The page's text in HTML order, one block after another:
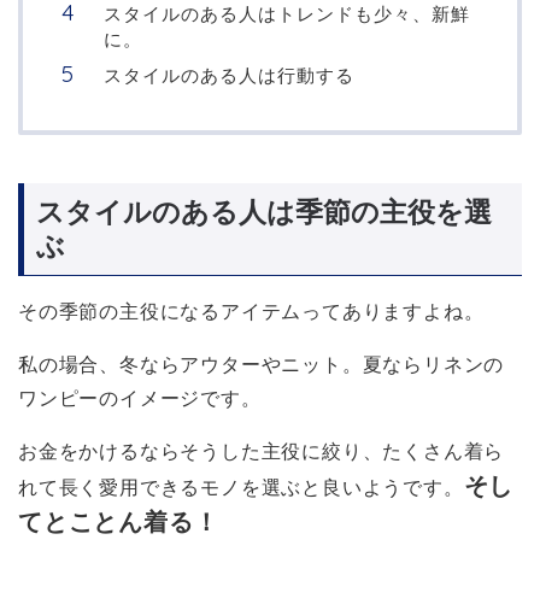
スタイルのある人はトレンドも少々、新鮮
に。
スタイルのある人は行動する
スタイルのある人は季節の主役を選
ぶ
その季節の主役になるアイテムってありますよね。
私の場合、冬ならアウターやニット。夏ならリネンの
ワンピーのイメージです。
お金をかけるならそうした主役に絞り、たくさん着ら
れて長く愛用できるモノを選ぶと良いようです。 そし
てとことん着る！